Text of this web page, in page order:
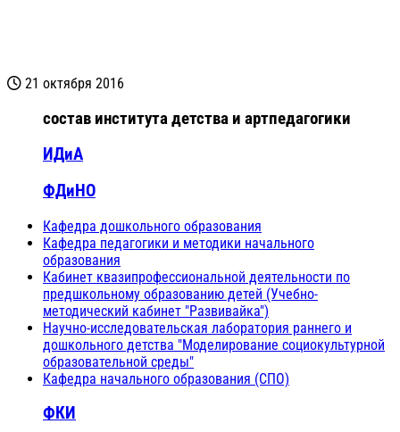
21 октября 2016
состав института детства и артпедагогики
ИДиА
ФДиНО
Кафедра дошкольного образования
Кафедра педагогики и методики начального
образования
Кабинет квазипрофессиональной деятельности по
предшкольному образованию детей (Учебно-
методический кабинет "Развивайка")
Научно-исследовательская лаборатория раннего и
дошкольного детства "Моделирование социокультурной
образовательной среды"
Кафедра начального образования (СПО)
ФКИ